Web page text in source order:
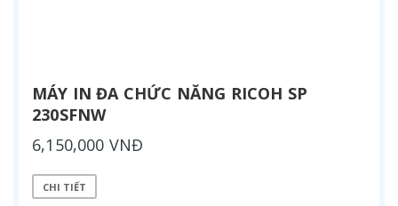
MÁY IN ĐA CHỨC NĂNG RICOH SP
230SFNW
6,150,000 VNĐ
CHI TIẾT